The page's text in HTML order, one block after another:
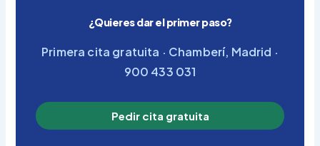
¿Quieres dar el primer paso?
Primera cita gratuita · Chamberí, Madrid ·
900 433 031
Pedir cita gratuita